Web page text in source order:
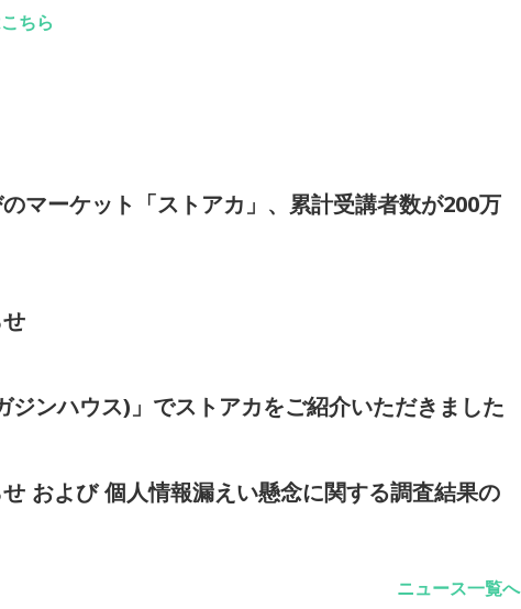
ちら
マーケット「ストアカ」、累計受講者数が200万
ンハウス)」でストアカをご紹介いただきました
および 個人情報漏えい懸念に関する調査結果の
ニュース一覧へ